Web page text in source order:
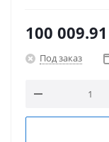
100 009.91
Под заказ